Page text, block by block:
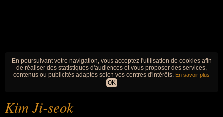
En poursuivant votre navigation, vous acceptez l'utilisation de cookies afin
de réaliser des statistiques d'audiences et vous proposer des services,
contenus ou publicités adaptés selon vos centres d'intérêts. En savoir plus
OK
Kim Ji-seok